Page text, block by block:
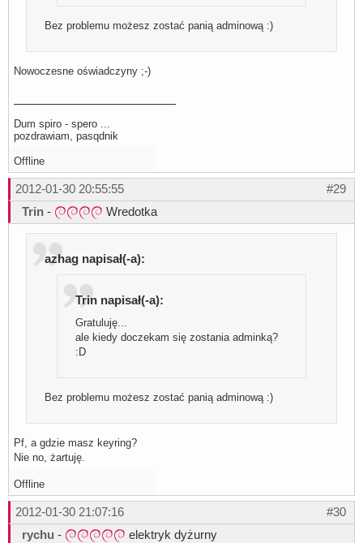
Bez problemu możesz zostać panią adminową :)
Nowoczesne oświadczyny ;-)
Dum spiro - spero ...
pozdrawiam, pasqdnik
Offline
#29
2012-01-30 20:55:55
Trin - Wredotka
azhag napisał(-a):
Trin napisał(-a):
Gratuluję...
ale kiedy doczekam się zostania adminką?
:D
Bez problemu możesz zostać panią adminową :)
Pf, a gdzie masz keyring?
Nie no, żartuję.
Offline
#30
2012-01-30 21:07:16
rychu - elektryk dyżurny